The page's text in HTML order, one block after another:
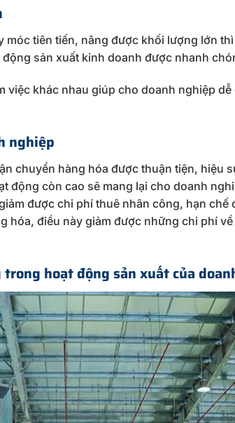
móc tiên tiến, nâng được khối lượng lớn
sản xuất kinh doanh được nhanh
việc khác nhau giúp cho doanh nghiệp
nghiệp
chuyển hàng hóa được thuận tiện, hiệu
động còn cao sẽ mang lại cho doanh
được chi phí thuê nhân công, hạn
hóa, điều này giảm được những chi phí
hoạt động sản xuất của